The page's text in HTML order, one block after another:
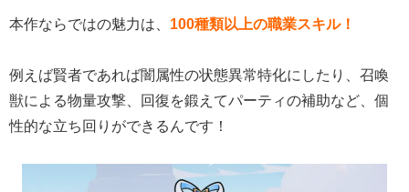
本作ならではの魅力は、 100種類以上の職業スキル！
例えば賢者であれば闇属性の状態異常特化にしたり、召喚
獣による物量攻撃、回復を鍛えてパーティの補助など、個
性的な立ち回りができるんです！